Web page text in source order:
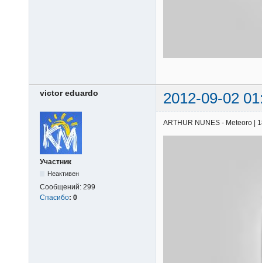
victor eduardo 2012-09-02
Участник
Неактивен
Сообщений: 299
Спасибо: 0
ARTHUR NUNES - Meteoro |